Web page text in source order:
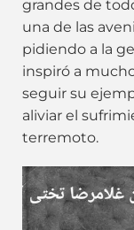
grandes de
una de las
pidiendo a la
inspiró a
seguir su
aliviar el
terremoto.